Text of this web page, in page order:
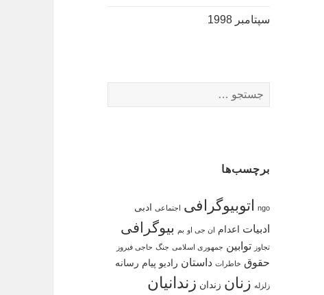
سپتامبر 1998
برای:
برچسب‌ها
ngo اتوبیوگرافی اجتماعی ادبی
ادبیات اعدام ان جی او بم بیوگرافی
تجاوز توابین جمهوری اسلامی جنگ حاجی فیروز
حقوق خاطرات داستان رادیو پیام رسانه
زلزله زنان زندان زندانیان